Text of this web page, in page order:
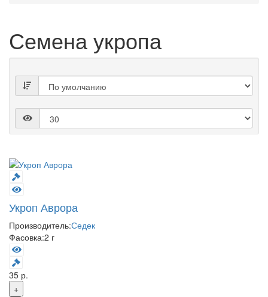
Семена укропа
Укроп Аврора
Производитель:Седек
Фасовка:2 г
35 р.
+